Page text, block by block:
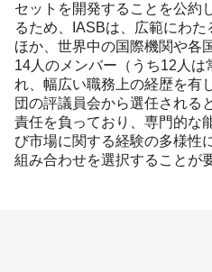
セットを開発することを公約
るため、IASBは、広範にわ
ほか、世界中の国際機関や各
14人のメンバー（うち12人
れ、幅広い職務上の経歴を有
団の評議員会から選任される
責任を負っており、専門的な
び市場に関する経験の多様性
組み合わせを選択することが